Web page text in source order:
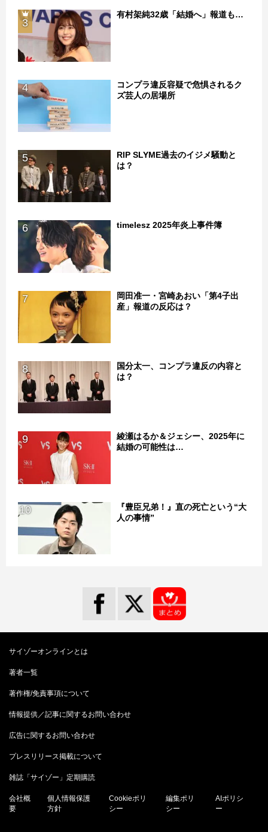
3
有村架純32歳「結婚へ」報道も…
4
コンプラ違反容疑で危惧されるク
ズ芸人の居場所
5
RIP SLYME過去のイジメ騒動と
は？
6 timelesz 2025年炎上事件簿
7
岡田准一・宮崎あおい「第4子出
産」報道の反応は？
8
国分太一、コンプラ違反の内容と
は？
9
綾瀬はるか＆ジェシー、2025年に
結婚の可能性は…
10
『豊臣兄弟！』直の死亡という“大
人の事情”
サイゾーオンラインとは
著者一覧
著作権/免責事項について
情報提供／記事に関するお問い合わせ
広告に関するお問い合わせ
プレスリリース掲載について
雑誌「サイゾー」定期購読
会社概
要
個人情報保護
方針
Cookieポリ
シー
編集ポリ
シー
AIポリシ
ー